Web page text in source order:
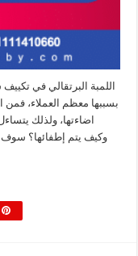
اللمبة البرتقالي في
بسببها معظم العملاء،
اضاءتها، ولذلك
وكيف يتم إطفائها؟